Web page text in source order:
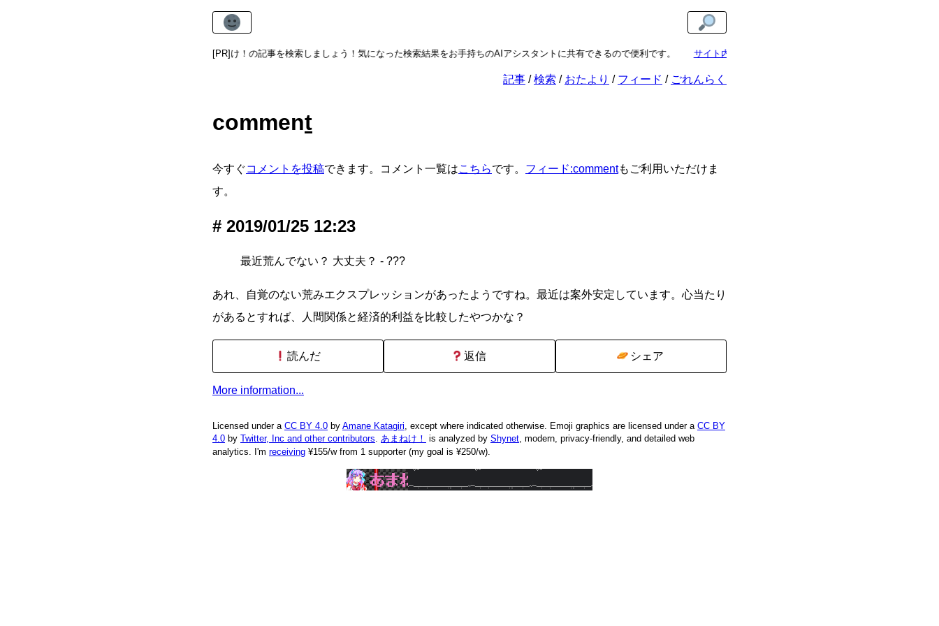
[PR]
からあまねけ！の記事を検索しましょう！気になった検索結果をお手持ちのAIアシスタントに共有できるので便利です。 サイト内検索
記事 検索 おたより フィード ごれんらく
comment
今すぐコメントを投稿できます。コメント一覧はこちらです。 フィード:commentもご利用いただけま
す。
2019/01/25 12:23
最近荒んでない？ 大丈夫？ - ???
あれ、自覚のない荒みエクスプレッションがあったようですね。最近は案外安定しています。心当たり
があるとすれば、人間関係と経済的利益を比較したやつかな？
読んだ 返信 シェア
More information...
Licensed under a CC BY 4.0 by Amane Katagiri, except where indicated otherwise. Emoji graphics are licensed under a CC BY
4.0 by Twitter, Inc and other contributors. あまねけ！ is analyzed by Shynet, modern, privacy-friendly, and detailed web
analytics. I'm receiving ¥155/w from 1 supporter (my goal is ¥250/w).